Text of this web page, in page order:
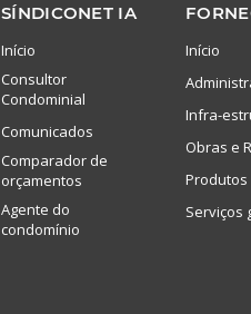
SÍNDICONET IA
Início
Consultor
Condominial
Comunicados
Comparador de
orçamentos
Agente do
condomínio
Início
Infra-
Obras e
Produtos
Serviços